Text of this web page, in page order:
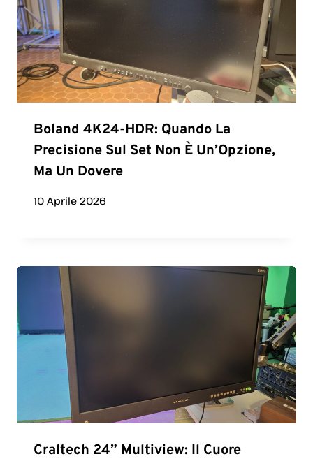
Boland 4K24-HDR: Quando La
Precisione Sul Set Non È Un’Opzione,
Ma Un Dovere
10 Aprile 2026
Craltech 24” Multiview: Il Cuore